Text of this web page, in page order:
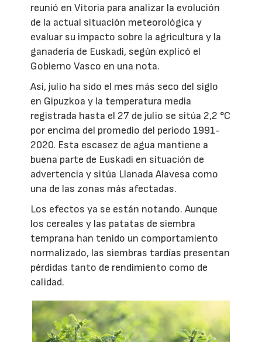
reunió en Vitoria para analizar la evolución
de la actual situación meteorológica y
evaluar su impacto sobre la agricultura y la
ganadería de Euskadi, según explicó el
Gobierno Vasco en una nota.
Así, julio ha sido el mes más seco del siglo
en Gipuzkoa y la temperatura media
registrada hasta el 27 de julio se sitúa 2,2 °C
por encima del promedio del periodo 1991-
2020. Esta escasez de agua mantiene a
buena parte de Euskadi en situación de
advertencia y sitúa Llanada Alavesa como
una de las zonas más afectadas.
Los efectos ya se están notando. Aunque
los cereales y las patatas de siembra
temprana han tenido un comportamiento
normalizado, las siembras tardías presentan
pérdidas tanto de rendimiento como de
calidad.